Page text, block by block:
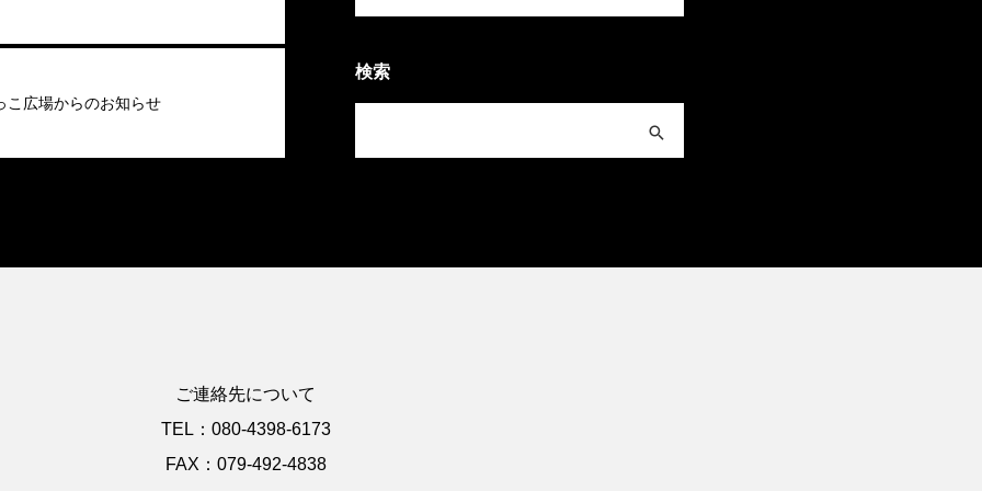
こ広場からのお知らせ
検索
ご連絡先について
TEL：080-4398-6173
FAX：079-492-4838